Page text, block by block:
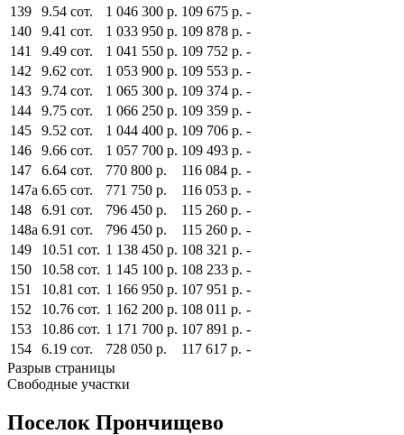
139
9.54 сот. 1 046 300 р. 109 675 р. -
140
9.41 сот. 1 033 950 р. 109 878 р. -
141
9.49 сот. 1 041 550 р. 109 752 р. -
142
9.62 сот. 1 053 900 р. 109 553 р. -
143
9.74 сот. 1 065 300 р. 109 374 р. -
144
9.75 сот. 1 066 250 р. 109 359 р. -
145
9.52 сот. 1 044 400 р. 109 706 р. -
146
9.66 сот. 1 057 700 р. 109 493 р. -
147
6.64 сот. 770 800 р. 116 084 р. -
147а 6.65 сот. 771 750 р. 116 053 р. -
148
6.91 сот. 796 450 р. 115 260 р. -
148а 6.91 сот. 796 450 р. 115 260 р. -
149
10.51 сот. 1 138 450 р. 108 321 р. -
150
10.58 сот. 1 145 100 р. 108 233 р. -
151
10.81 сот. 1 166 950 р. 107 951 р. -
152
10.76 сот. 1 162 200 р. 108 011 р. -
153
10.86 сот. 1 171 700 р. 107 891 р. -
154
6.19 сот. 728 050 р. 117 617 р. -
Разрыв страницы
Свободные участки
Поселок Прончищево